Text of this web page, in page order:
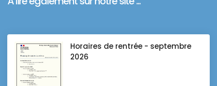
Horaires de rentrée - septembre
2026